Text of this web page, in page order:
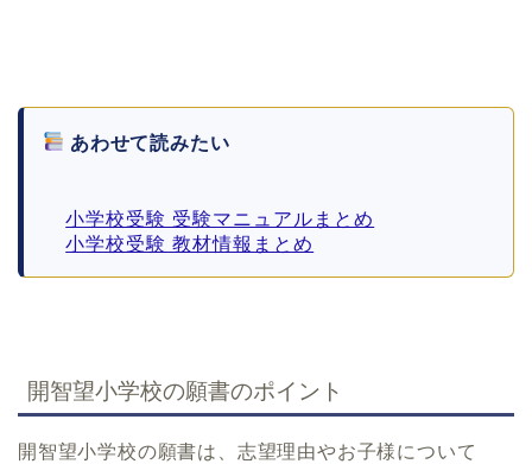
あわせて読みたい
小学校受験 受験マニュアルまとめ
小学校受験 教材情報まとめ
開智望小学校の願書のポイント
開智望小学校の願書は、志望理由やお子様について